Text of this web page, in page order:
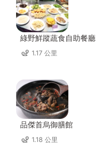
綠野鮮蹤蔬食自助餐廳
1.17 公里
品傑首烏御膳館
1.18 公里